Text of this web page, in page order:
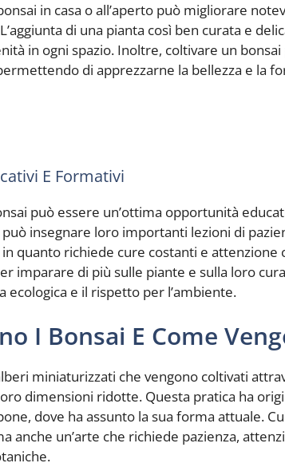
in casa o all’aperto può migliorare
di una pianta così ben curata e
in ogni spazio. Inoltre, coltivare un
di apprezzarne la bellezza e la
E Formativi
può essere un’ottima opportunità
insegnare loro importanti lezioni di
quanto richiede cure costanti e attenzione
imparare di più sulle piante e sulla loro
ecologica e il rispetto per l’ambiente.
I Bonsai E Come
miniaturizzati che vengono coltivati
dimensioni ridotte. Questa pratica ha
dove ha assunto la sua forma attuale.
anche un’arte che richiede pazienza,